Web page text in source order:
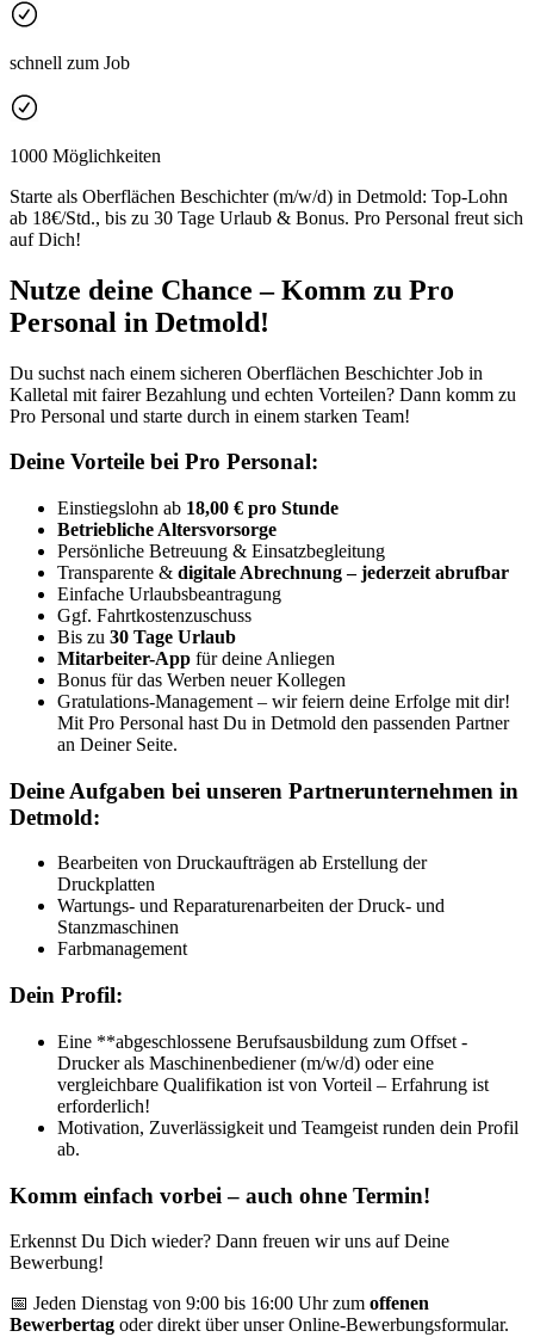
schnell zum Job
1000 Möglichkeiten
Starte als Oberflächen Beschichter (m/w/d) in Detmold: Top-Lohn
ab 18€/Std., bis zu 30 Tage Urlaub & Bonus. Pro Personal freut sich
auf Dich!
Nutze deine Chance – Komm zu Pro
Personal in Detmold!
Du suchst nach einem sicheren Oberflächen Beschichter Job in
Kalletal mit fairer Bezahlung und echten Vorteilen? Dann komm zu
Pro Personal und starte durch in einem starken Team!
Deine Vorteile bei Pro Personal:
Einstiegslohn ab 18,00 € pro Stunde
Betriebliche Altersvorsorge
Persönliche Betreuung & Einsatzbegleitung
Transparente & digitale Abrechnung – jederzeit abrufbar
Einfache Urlaubsbeantragung
Ggf. Fahrtkostenzuschuss
Bis zu 30 Tage Urlaub
Mitarbeiter-App für deine Anliegen
Bonus für das Werben neuer Kollegen
Gratulations-Management – wir feiern deine Erfolge mit dir!
Mit Pro Personal hast Du in Detmold den passenden Partner
an Deiner Seite.
Deine Aufgaben bei unseren Partnerunternehmen in
Detmold:
Bearbeiten von Druckaufträgen ab Erstellung der
Druckplatten
Wartungs- und Reparaturenarbeiten der Druck- und
Stanzmaschinen
Farbmanagement
Dein Profil:
Eine **abgeschlossene Berufsausbildung zum Offset -
Drucker als Maschinenbediener (m/w/d) oder eine
vergleichbare Qualifikation ist von Vorteil – Erfahrung ist
erforderlich!
Motivation, Zuverlässigkeit und Teamgeist runden dein Profil
ab.
Komm einfach vorbei – auch ohne Termin!
Erkennst Du Dich wieder? Dann freuen wir uns auf Deine
Bewerbung!
📅 Jeden Dienstag von 9:00 bis 16:00 Uhr zum offenen
Bewerbertag oder direkt über unser Online-Bewerbungsformular.